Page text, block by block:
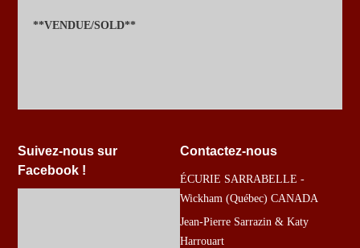
**VENDUE/SOLD**
Suivez-nous sur
Facebook !
Contactez-nous
ÉCURIE SARRABELLE -
Wickham (Québec) CANADA
Jean-Pierre Sarrazin & Katy
Harrouart